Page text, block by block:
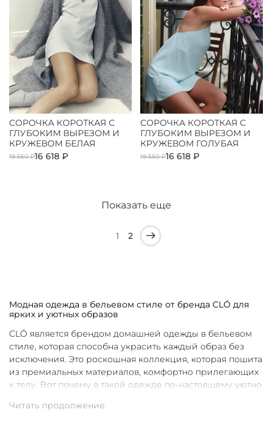
СОРОЧКА КОРОТКАЯ С
ГЛУБОКИМ ВЫРЕЗОМ И
КРУЖЕВОМ БЕЛАЯ
19 550 ₽16 618 ₽
СОРОЧКА КОРОТКАЯ С
ГЛУБОКИМ ВЫРЕЗОМ И
КРУЖЕВОМ ГОЛУБАЯ
19 550 ₽16 618 ₽
Показать еще
1 2
Модная одежда в бельевом стиле от бренда CLÓ для
ярких и уютных образов
CLÓ является брендом домашней одежды в бельевом
стиле, которая способна украсить каждый образ без
исключения. Это роскошная коллекция, которая пошита
из премиальных материалов, комфортно прилегающих
к телу. Вот почему в такой одежде по-настоящему уютно
продуманные фасоны позволяют каждой женщине